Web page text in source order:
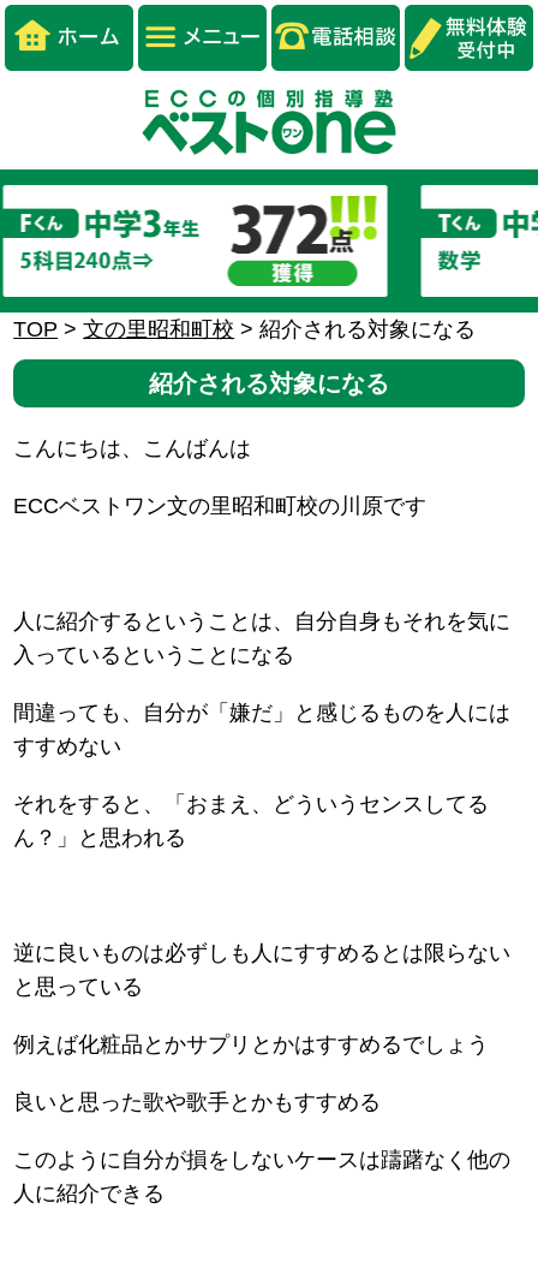
TOP >文の里昭和町校 >紹介される対象になる
紹介される対象になる
こんにちは、こんばんは
ECCベストワン文の里昭和町校の川原です
人に紹介するということは、自分自身もそれを気に
入っているということになる
間違っても、自分が「嫌だ」と感じるものを人には
すすめない
それをすると、「おまえ、どういうセンスしてる
ん？」と思われる
逆に良いものは必ずしも人にすすめるとは限らない
と思っている
例えば化粧品とかサプリとかはすすめるでしょう
良いと思った歌や歌手とかもすすめる
このように自分が損をしないケースは躊躇なく他の
人に紹介できる